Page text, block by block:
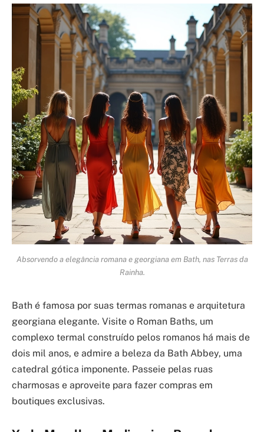
Absorvendo a elegância romana e georgiana em Bath, nas Terras da
Rainha.
Bath é famosa por suas termas romanas e arquitetura
georgiana elegante. Visite o Roman Baths, um
complexo termal construído pelos romanos há mais de
dois mil anos, e admire a beleza da Bath Abbey, uma
catedral gótica imponente. Passeie pelas ruas
charmosas e aproveite para fazer compras em
boutiques exclusivas.